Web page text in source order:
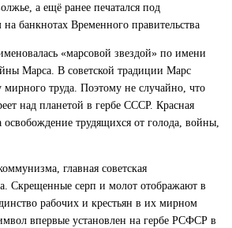
а ещё ранее печатался под
банкнотах Временного правительства
«марсовой звездой» по имени
Марса. В советской традиции Марс
труда. Поэтому не случайно, что
над планетой в гербе СССР. Красная
освобождение трудящихся от голода, войны,
главная советская
Скрещенные серп и молот отображают в
рабочих и крестьян в их мирном
впервые установлен на гербе РСФСР в